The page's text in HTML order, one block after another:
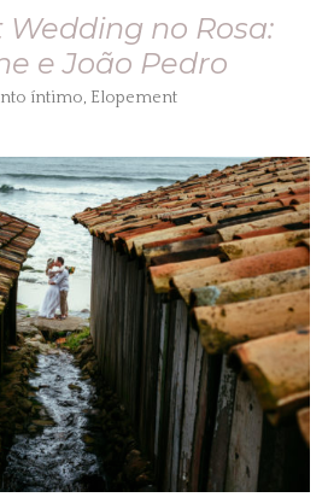
no Rosa:
e João Pedro
íntimo, Elopement